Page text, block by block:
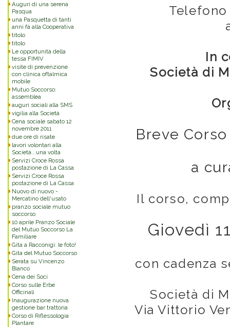
Auguri di una serena
Pasqua
una Pasquetta di tanti
anni fà alla Cooperativa
titolo
titolo
Le opportunità della
tessa FIMIV
visite di prevenzione
con clinica oftalmica
mobile
Mutuo Soccorso:
assemblea
auguri sociali alla SMS
vigilia alla Società
Cena sociale sabato 12
novembre 2011
due ore di risate
lavori volontari alla
Società...una volta
Servizi Croce Rossa
postazione di La Cassa
Servizi Croce Rossa
postazione di La Cassa
Nuovo di nuovo -
Mercatino dell'usato
pranzo sociale mutuo
soccorso
10 aprile Pranzo Sociale
del Mutuo Soccorso La
Familiare
Gita a Racconigi: le foto!
Gita del Mutuo Soccorso
Serata su Vincenzo
Bianco
Cena dei Soci
Corso sulle Erbe
Officinali
Inaugurazione nuova
gestione bar trattoria
Corso di Riflessologia
Plantare
Telefono
In
Società di
Breve
a
Il corso,
Giovedì
con cadenza
Società di
Via Vittorio